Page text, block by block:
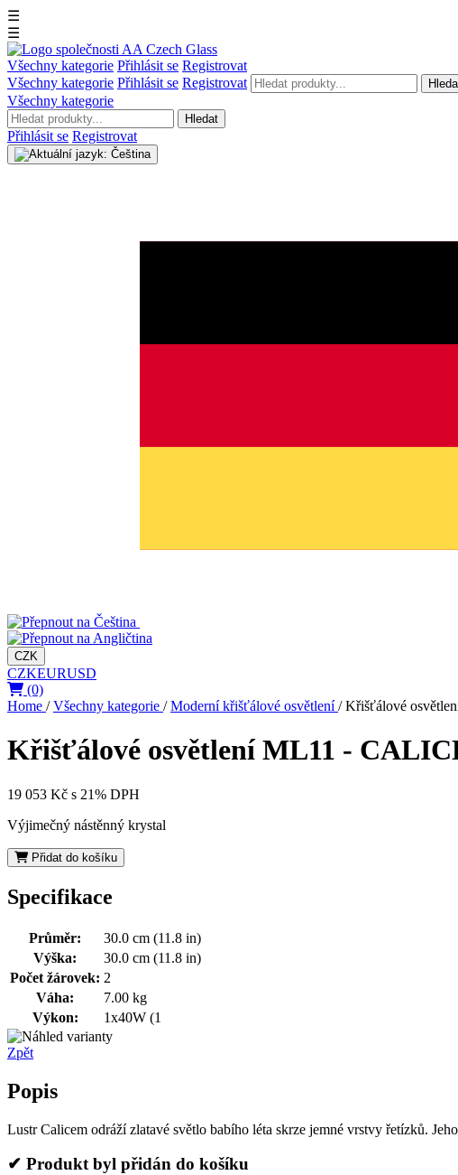
☰
☰
Všechny kategorie Přihlásit se Registrovat
Všechny kategorie Přihlásit se Registrovat
Všechny kategorie
Hledat
Přihlásit se Registrovat
CZK
CZKEURUSD
(0)
Home / Všechny kategorie / Moderní křišťálové osvětlení/ Křišťálové
Křišťálové osvětlení ML11 -
19 053 Kč s 21% DPH
Výjimečný nástěnný krystal
Přidat do košíku
Specifikace
Průměr:
30.0 cm (11.8 in)
Výška:
30.0 cm (11.8 in)
Počet žárovek: 2
Váha:
7.00 kg
Výkon:
1x40W (1
Zpět
Popis
Lustr Calicem odráží zlatavé světlo babího léta skrze jemné vrstvy řetízků.
✔ Produkt byl přidán do košíku